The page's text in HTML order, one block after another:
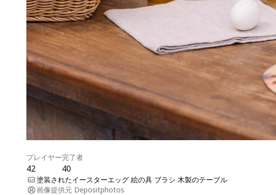
プレイヤー
42
完了者
40
塗装されたイースターエッグ 絵の具 ブラシ 木製のテーブル
画像提供元 Depositphotos